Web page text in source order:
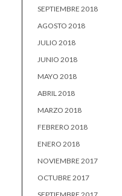
SEPTIEMBRE 2018
AGOSTO 2018
JULIO 2018
JUNIO 2018
MAYO 2018
ABRIL 2018
MARZO 2018
FEBRERO 2018
ENERO 2018
NOVIEMBRE 2017
OCTUBRE 2017